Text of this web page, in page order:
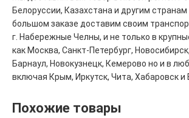
Белоруссии, Казахстана и другим странам
большом заказе доставим своим
г. Набережные Челны, и не только в
как Москва, Санкт-Петербург,
Барнаул, Новокузнецк, Кемерово но и в
включая Крым, Иркутск, Чита, Хабаровск и
Похожие товары